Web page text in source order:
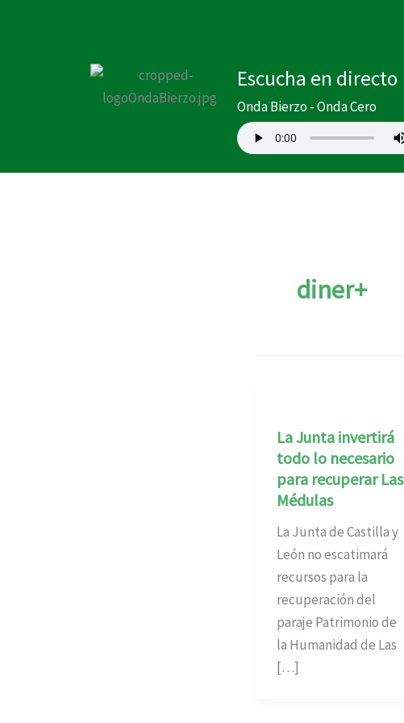
Escucha en directo
Onda Bierzo - Onda Cero
diner+
La Junta invertirá
todo lo necesario
para recuperar Las
Médulas
La Junta de Castilla y
León no escatimará
recursos para la
recuperación del
paraje Patrimonio de
la Humanidad de Las
[…]